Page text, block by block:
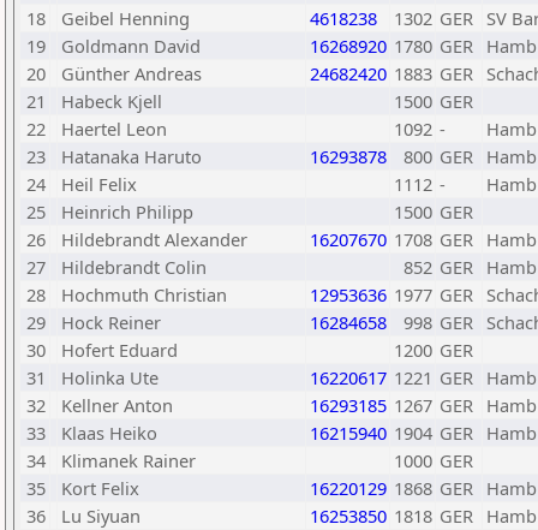
18
Geibel Henning 4618238 1302 GER SV
19
Goldmann David 16268920 1780 GER
20
Günther Andreas 24682420 1883 GER
21
Habeck Kjell 1500 GER
22
Haertel Leon 1092 -
23
Hatanaka Haruto 16293878 800 GER
24
Heil Felix 1112 -
25
Heinrich Philipp 1500 GER
26
Hildebrandt Alexander 16207670 1708 GER
27
Hildebrandt Colin 852 GER
28
Hochmuth Christian 12953636 1977 GER
29
Hock Reiner 16284658 998 GER
30
Hofert Eduard 1200 GER
31
Holinka Ute 16220617 1221 GER
32
Kellner Anton 16293185 1267 GER
33
Klaas Heiko 16215940 1904 GER
34
Klimanek Rainer 1000 GER
35
Kort Felix 16220129 1868 GER
36
Lu Siyuan 16253850 1818 GER